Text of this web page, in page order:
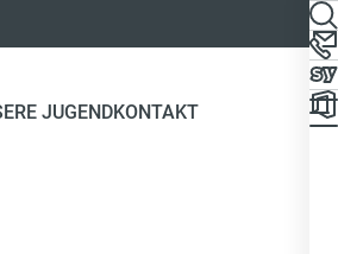
JUGENDKONTAKT